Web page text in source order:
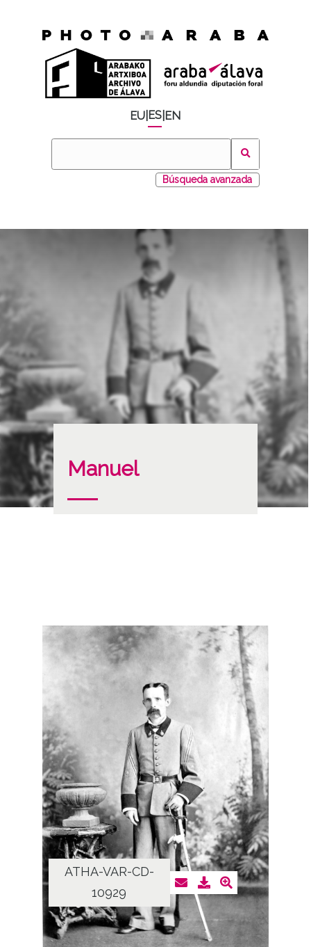
EU ES EN
Búsqueda avanzada
Manuel
ATHA-VAR-CD-
10929